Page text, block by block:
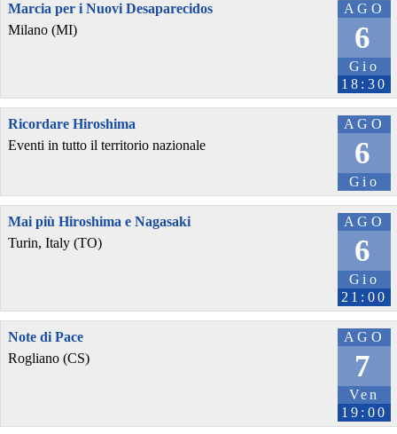
AGO
6
Gio
18:30
Marcia per i Nuovi Desaparecidos
Milano (MI)
AGO
6
Gio
Ricordare Hiroshima
Eventi in tutto il territorio nazionale
AGO
6
Gio
21:00
Mai più Hiroshima e Nagasaki
Turin, Italy (TO)
AGO
7
Ven
19:00
Note di Pace
Rogliano (CS)